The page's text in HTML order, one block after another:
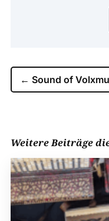
← Sound of
Weitere Beiträge